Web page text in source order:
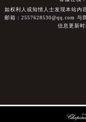
如权利人或知情人士发现本站内
邮箱：2557628530@qq.com 与
信息更新